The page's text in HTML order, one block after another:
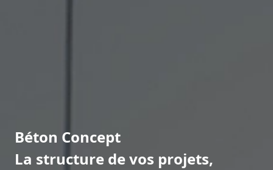
Béton Concept
La structure de vos projets,